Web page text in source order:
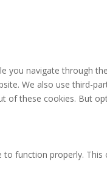
you navigate through
We also use third-
of these cookies. But
function properly.